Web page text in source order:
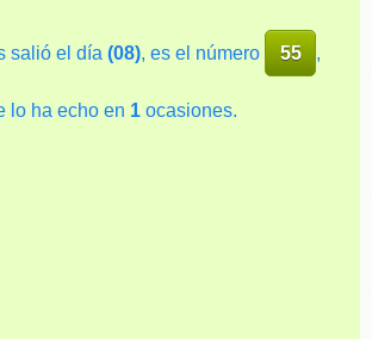
salió el día(08), es el número 55 ,
lo ha echo en 1 ocasiones.